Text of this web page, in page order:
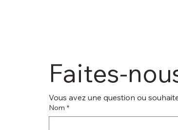
Faites-
Vous avez une question ou
Nom *